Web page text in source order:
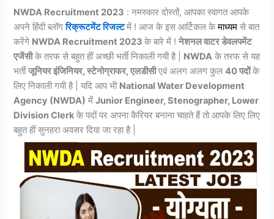
NWDA Recruitment 2023 : नमस्कार दोस्तों, आपका स्वागत आपके
अपने हिंदी ब्लॉगरिक्रूटमेंट रिजल्टमें ! आज के इस आर्टिकल केमाध्यमसे बात
करेंगे NWDA Recruitment 2023 के बारे में !नेशनल वाटर डेवलपमेंट
एजेंसीके तरफ से बहुत हीं अच्छी भर्ती निकाली गयी है | NWDA के तरफ से यह
भर्तीजूनियर इंजिनियर, स्टेनोग्राफर, एलडीसीएवं अलग अलग कुल40 पदोंके
लिए निकाली गयी है | यदि आप भी National Water Development
Agency (NWDA) मेंJunior Engineer, Stenographer, Lower
Division Clerk के पदों पर अपना कैरियर बनाना चाहते हैं तो आपके लिए लिए
बहुत हीं सुनहरा अवसर दिया जा रहा है |